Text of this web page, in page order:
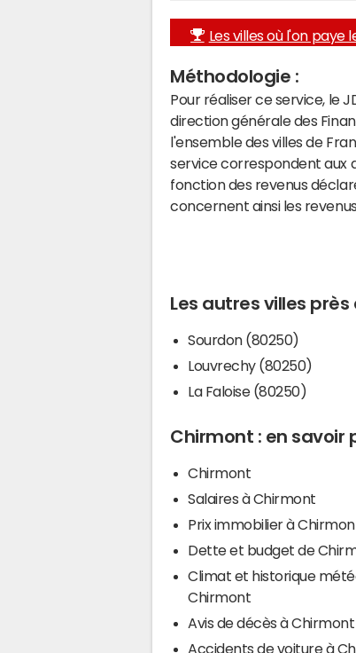
Les villes où l'on paye
Méthodologie :
Pour réaliser ce service, le
direction générale des
l'ensemble des villes de
service correspondent aux
fonction des revenus
concernent ainsi les
Les autres villes
Sourdon (80250)
Louvrechy (80250)
La Faloise (80250)
Chirmont : en savoir
Chirmont
Salaires à Chirmont
Prix immobilier à
Dette et budget de
Climat et historique
Chirmont
Avis de décès à Chirmont
Accidents de voiture à